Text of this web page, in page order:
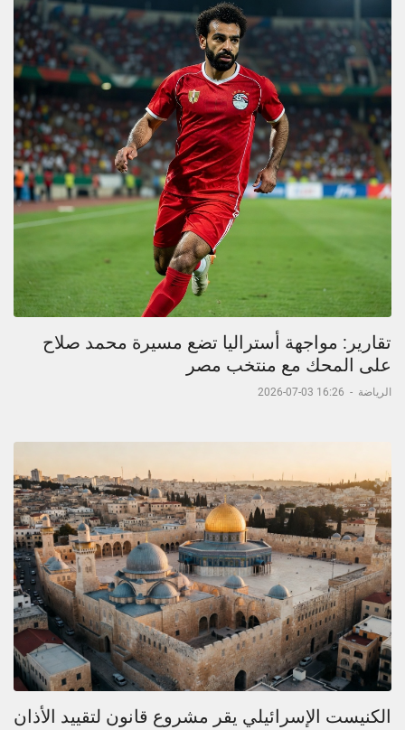
تقارير: مواجهة أستراليا تضع مسيرة محمد صلاح
على المحك مع منتخب مصر
الرياضة -
16:26 03-07-2026
الكنيست الإسرائيلي يقر مشروع قانون لتقييد الأذان